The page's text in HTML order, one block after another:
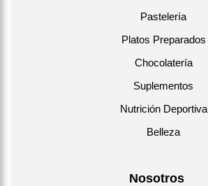
Pastelería
Platos Preparados
Chocolatería
Suplementos
Nutrición Deportiva
Belleza
Nosotros